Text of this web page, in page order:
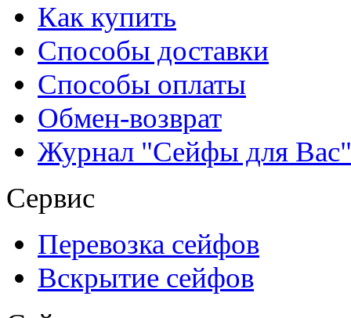
Как купить
Способы доставки
Способы оплаты
Обмен-возврат
Журнал "Сейфы для Вас"
Сервис
Перевозка сейфов
Вскрытие сейфов